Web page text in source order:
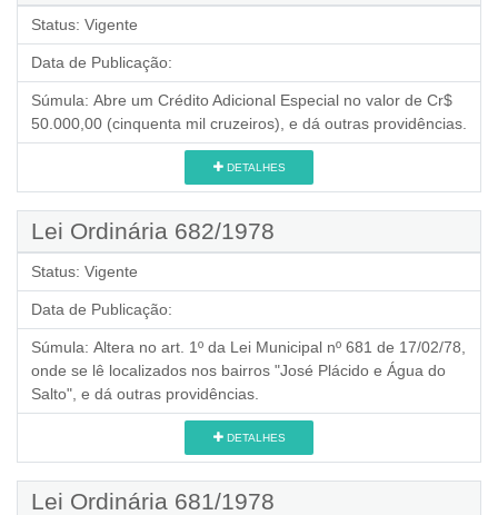
Status: Vigente
Data de Publicação:
Súmula: Abre um Crédito Adicional Especial no valor de Cr$
50.000,00 (cinquenta mil cruzeiros), e dá outras providências.
DETALHES
Lei Ordinária 682/1978
Status: Vigente
Data de Publicação:
Súmula: Altera no art. 1º da Lei Municipal nº 681 de 17/02/78,
onde se lê localizados nos bairros "José Plácido e Água do
Salto", e dá outras providências.
DETALHES
Lei Ordinária 681/1978